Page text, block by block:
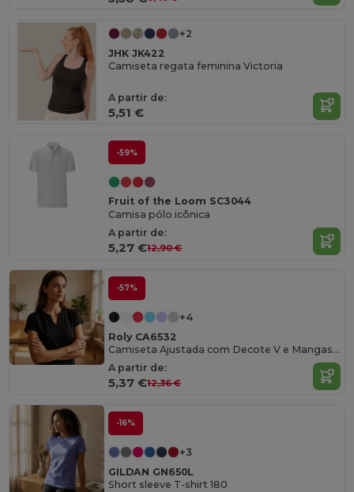
+2
JHK JK422
Camiseta regata feminina Victoria
A partir de:
5,51 €
-59%
Fruit of the Loom SC3044
Camisa pólo icônica
A partir de:
5,27 €12,90 €
-57%
+4
Roly CA6532
Camiseta Ajustada com Decote V e Mangas Curtas
A partir de:
5,37 €12,36 €
-16%
+3
GILDAN GN650L
Short sleeve T-shirt 180